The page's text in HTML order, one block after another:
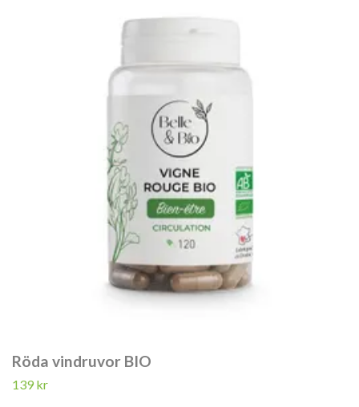
Röda vindruvor BIO
139 kr